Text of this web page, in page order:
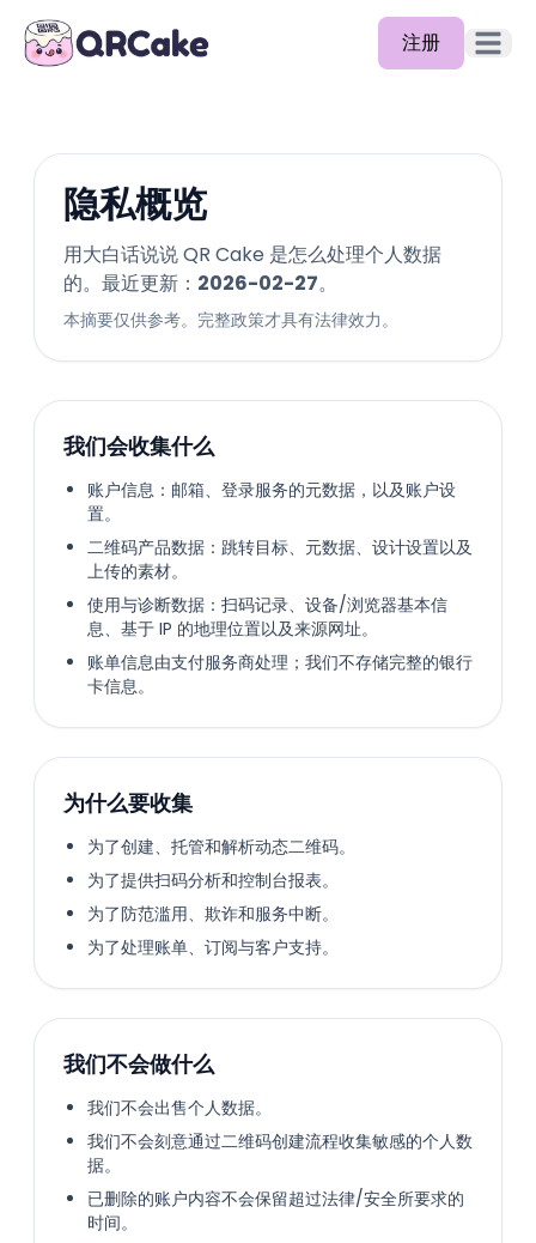
注册 打开主
定价
博客
文档
帮助中心
隐私概览
用大白话说说 QR Cake 是怎么处理个人数据
的。最近更新： 2026-02-27。
本摘要仅供参考。完整政策才具有法律效力。
我们会收集什么
账户信息：邮箱、登录服务的元数据，以及账户设
置。
二维码产品数据：跳转目标、元数据、设计设置以及
上传的素材。
使用与诊断数据：扫码记录、设备/浏览器基本信
息、基于 IP 的地理位置以及来源网址。
账单信息由支付服务商处理；我们不存储完整的银行
卡信息。
为什么要收集
为了创建、托管和解析动态二维码。
为了提供扫码分析和控制台报表。
为了防范滥用、欺诈和服务中断。
为了处理账单、订阅与客户支持。
我们不会做什么
我们不会出售个人数据。
我们不会刻意通过二维码创建流程收集敏感的个人数
据。
已删除的账户内容不会保留超过法律/安全所要求的
时间。